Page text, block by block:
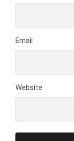
Email
Website